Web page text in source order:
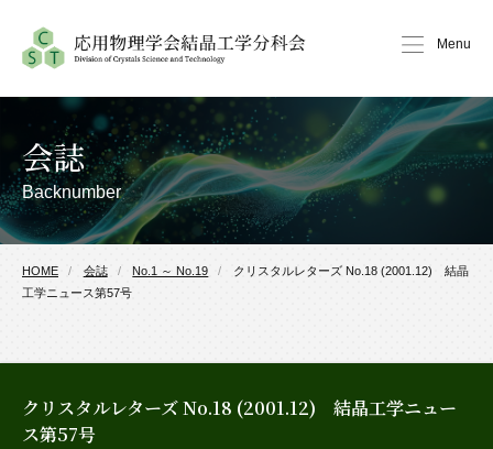
Menu
Backnumber
会誌
HOME 会誌 No.1 ～ No.19
クリスタルレターズ No.18 (2001.12) 結晶
工学ニュース第57号
クリスタルレターズ No.18 (2001.12) 結晶工学ニュー
ス第57号